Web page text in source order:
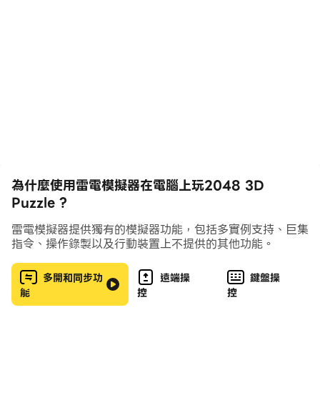
⭐️玩並獲得金幣
⭐️到2048
👑說到獎金：
🌈Rainbowball🌈連接到任何球🤗
💣超級球connecting通過連接所有可用對來快速掃地💥💥
💥
為什麼使用雷電模擬器在電腦上玩2048 3D
Puzzle ?
雷電模擬器提供獨有的模擬器功能，包括多實例支持、巨集
指令、操作錄製以及行動裝置上不提供的其他功能。
多開和同步功
能
遠端操
控
鍵盤操
控